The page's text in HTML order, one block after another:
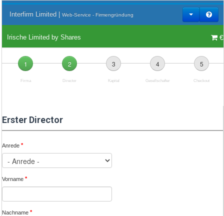
Interfirm Limited | Web-Service - Firmengründung
Irische Limited by Shares €
1
Firma
2
Director
3
Kapital
4
Gesellschafter
5
Checkout
Erster Director
Anrede *
Vorname *
Nachname *